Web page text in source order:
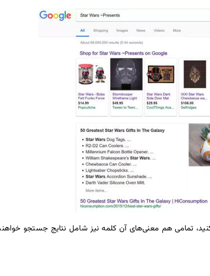
تمامی هم معنی‌های آن کلمه نیز شامل نتایج جستجو